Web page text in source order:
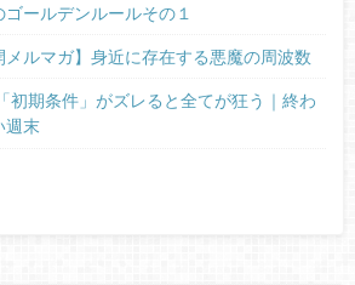
ゴールデンルールその１
メルマガ】身近に存在する悪魔の周波数
初期条件」がズレると全てが狂う｜終わ
週末